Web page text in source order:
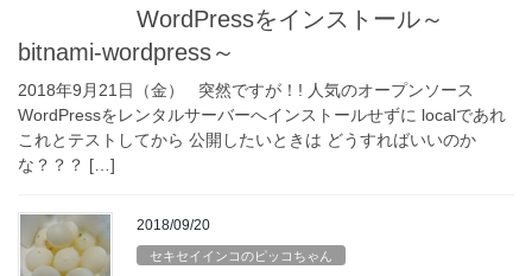
WordPressをインストール～
bitnami-wordpress～
2018年9月21日（金） 突然ですが！! 人気のオープンソース
WordPressをレンタルサーバーへインストールせずに localであれ
これとテストしてから 公開したいときは どうすればいいのか
な？？？ […]
2018/09/20
セキセイインコのピッコちゃん